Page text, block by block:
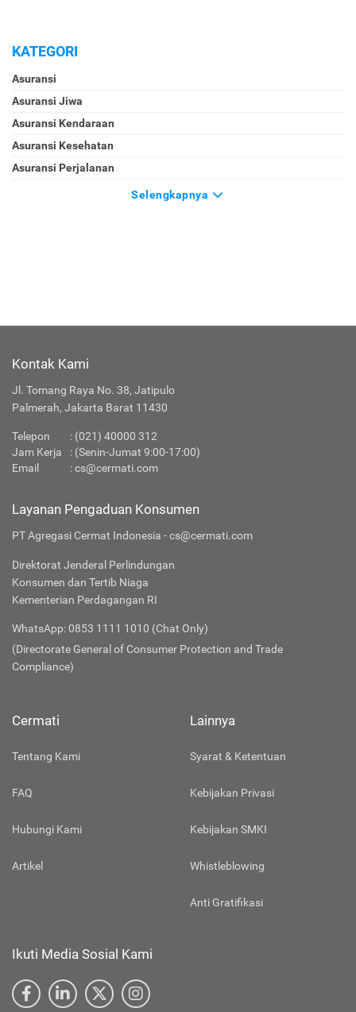
KATEGORI
Asuransi
Asuransi Jiwa
Asuransi Kendaraan
Asuransi Kesehatan
Asuransi Perjalanan
Selengkapnya
Kontak Kami
Jl. Tomang Raya No. 38, Jatipulo
Palmerah, Jakarta Barat 11430
Telepon : (021) 40000 312
Jam Kerja
: (Senin-Jumat 9:00-17:00)
Email
:cs@cermati.com
Layanan Pengaduan Konsumen
PT Agregasi Cermat Indonesia - cs@cermati.com
Direktorat Jenderal Perlindungan
Konsumen dan Tertib Niaga
Kementerian Perdagangan RI
WhatsApp: 0853 1111 1010 (Chat Only)
(Directorate General of Consumer Protection and Trade
Compliance)
Cermati
Tentang Kami
FAQ
Hubungi Kami
Artikel
Lainnya
Syarat & Ketentuan
Kebijakan Privasi
Kebijakan SMKI
Whistleblowing
Anti Gratifikasi
Ikuti Media Sosial Kami